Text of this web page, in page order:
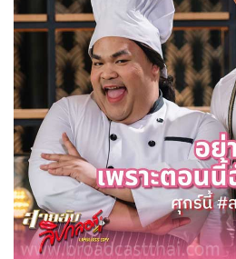
18-11-2565 สายลับลิปกลอส